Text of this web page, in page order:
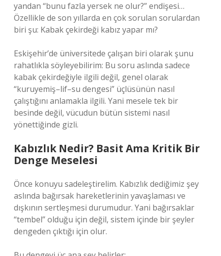
yandan “bunu fazla yersek ne olur?” endişesi…
Özellikle de son yıllarda en çok sorulan sorulardan
biri şu: Kabak çekirdeği kabız yapar mı?
Eskişehir’de üniversitede çalışan biri olarak şunu
rahatlıkla söyleyebilirim: Bu soru aslında sadece
kabak çekirdeğiyle ilgili değil, genel olarak
“kuruyemiş–lif–su dengesi” üçlüsünün nasıl
çalıştığını anlamakla ilgili. Yani mesele tek bir
besinde değil, vücudun bütün sistemi nasıl
yönettiğinde gizli.
Kabızlık Nedir? Basit Ama Kritik Bir
Denge Meselesi
Önce konuyu sadeleştirelim. Kabızlık dediğimiz şey
aslında bağırsak hareketlerinin yavaşlaması ve
dışkının sertleşmesi durumudur. Yani bağırsaklar
“tembel” olduğu için değil, sistem içinde bir şeyler
dengeden çıktığı için olur.